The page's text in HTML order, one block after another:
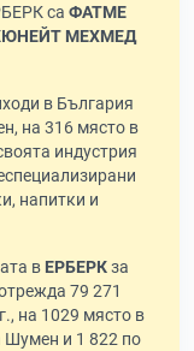
са ФАТМЕ
МЕХМЕД
в България
на 316 място в
индустрия
напитки и
в ЕРБЕРКза
79 271
на 1029 място в
Шумен и 1 822 по